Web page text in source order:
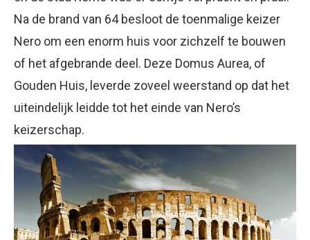
Na de brand van 64 besloot de toenmalige keizer
Nero om een enorm huis voor zichzelf te bouwen
of het afgebrande deel. Deze Domus Aurea, of
Gouden Huis, leverde zoveel weerstand op dat het
uiteindelijk leidde tot het einde van Nero’s
keizerschap.